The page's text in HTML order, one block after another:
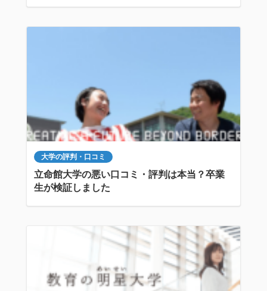
大学の評判・口コミ
立命館大学の悪い口コミ・評判は本当？卒業
生が検証しました